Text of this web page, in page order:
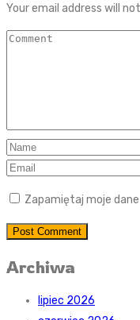
Your email address will
Zapamiętaj moje
Post Comment
Archiwa
lipiec 2026